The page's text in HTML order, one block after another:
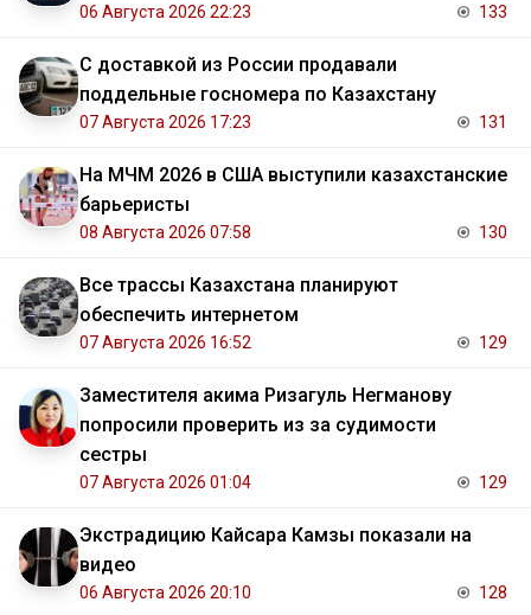
06 Августа 2026 22:23 133
С доставкой из России продавали
поддельные госномера по Казахстану
07 Августа 2026 17:23 131
На МЧМ 2026 в США выступили казахстанские
барьеристы
08 Августа 2026 07:58 130
Все трассы Казахстана планируют
обеспечить интернетом
07 Августа 2026 16:52 129
Заместителя акима Ризагуль Негманову
попросили проверить из за судимости
сестры
07 Августа 2026 01:04 129
Экстрадицию Кайсара Камзы показали на
видео
06 Августа 2026 20:10 128